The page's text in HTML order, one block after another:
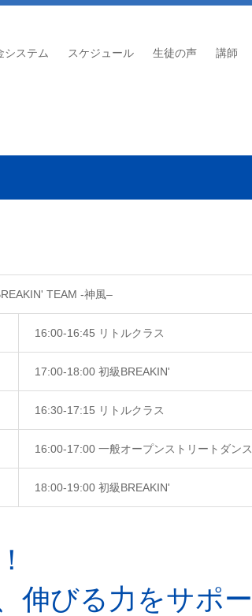
システム スケジュール 生徒の声 講師
TEAM -神風–
16:00-16:45 リトルクラス
17:00-18:00 初級BREAKIN'
16:30-17:15 リトルクラス
16:00-17:00 一般オープンストリートダンス
18:00-19:00 初級BREAKIN'
伸びる力をサポー